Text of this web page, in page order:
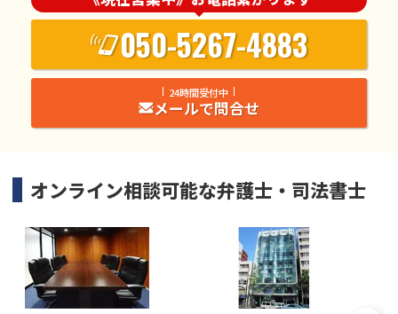
050-5267-4883
24時間受付中
メールで問合せ
オンライン相談可能な弁護士・司法書士